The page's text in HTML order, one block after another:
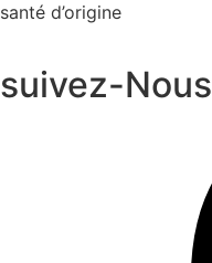
santé d’origine
suivez-Nous